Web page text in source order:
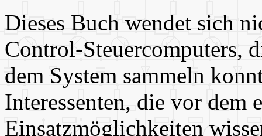
Dieses Buch wendet sich
Control-Steuercomputers,
dem System sammeln
Interessenten, die vor dem
Einsatzmöglichkeiten